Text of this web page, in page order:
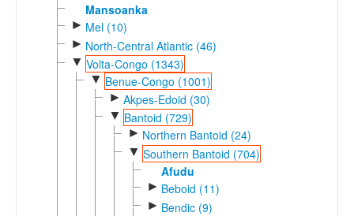
Mansoanka
► Mel (10)
► North-Central Atlantic (46)
▼ Volta-Congo (1343)
▼ Benue-Congo (1001)
► Akpes-Edoid (30)
▼ Bantoid (729)
► Northern Bantoid (24)
▼ Southern Bantoid (704)
Afudu
► Beboid (11)
► Bendic (9)